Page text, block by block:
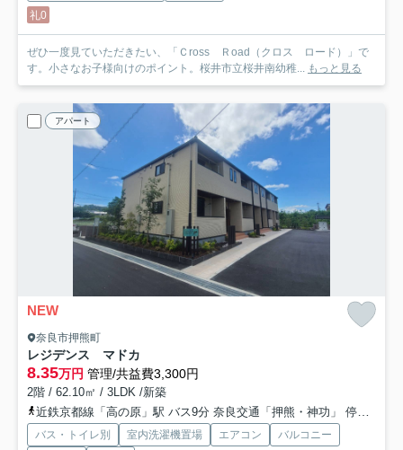
礼0
ぜひ一度見ていただきたい、「Ｃross Ｒoad（クロス ロード）」で
す。小さなお子様向けのポイント。桜井市立桜井南幼稚... もっと見る
アパート
NEW
奈良市押熊町
レジデンス マドカ
8.35万円 管理/共益費3,300円
2階 / 62.10㎡ / 3LDK /新築
近鉄京都線「高の原」駅 バス9分 奈良交通「押熊・神功」 停歩11分
バス・トイレ別 室内洗濯機置場 エアコン
バルコニー